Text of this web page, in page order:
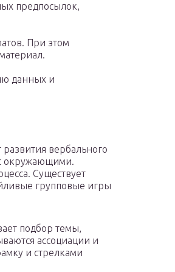
предпосылок,
При этом
данных и
развития вербального
окружающими.
Существует
групповые игры
подбор темы,
ассоциации и
и стрелками